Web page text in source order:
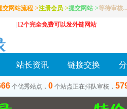
交网站流程->注册会员->提交网站->等待审核...
12个完全免费可以发外链网站
站长资讯 链接交换
个优秀站点， 0 个站点正在排队审核，